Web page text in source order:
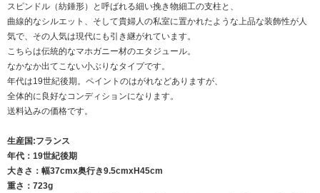
スピンドル（紡錘形）と呼ばれる細い挽き物細工の支柱と、
曲線的なシルエット、そして貴婦人の私室に置かれたような上品な装飾性が人
気で、その人気は現代にも引き継がれています。
こちらは伝統的なマホガニー材のエタジュール。
なかなか出てこない小ぶりなタイプです。
年代は19世紀後期。ペイントのはがれなどありますが、
全体的に良好なコンディションになります。
送料込みの価格です。
生産国:フランス
年代：19世紀後期
大きさ：幅37cmx奥行き9.5cmxH45cm
重さ：723g